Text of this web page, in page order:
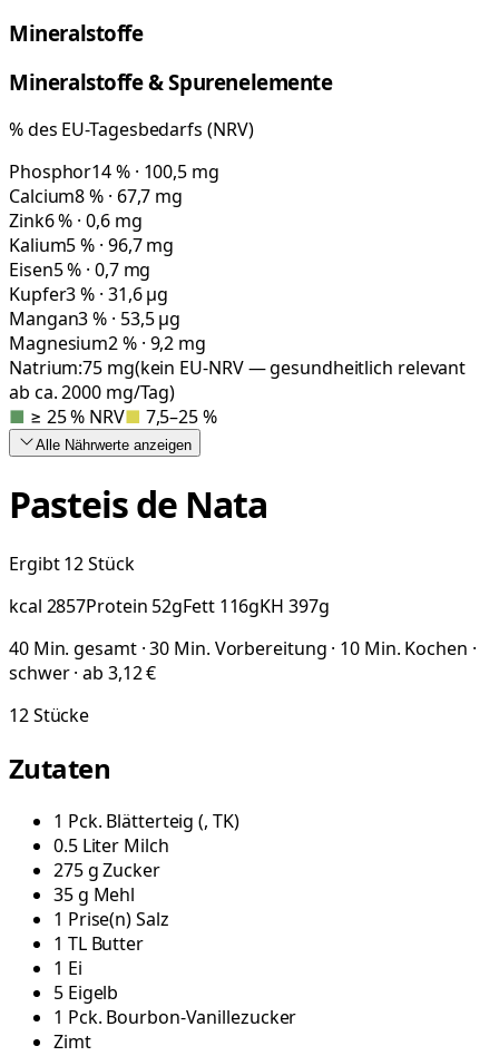
Mineralstoffe
Mineralstoffe & Spurenelemente
% des EU-Tagesbedarfs (NRV)
Phosphor14 % · 100,5 mg
Calcium8 % · 67,7 mg
Zink6 % · 0,6 mg
Kalium5 % · 96,7 mg
Eisen5 % · 0,7 mg
Kupfer3 % · 31,6 µg
Mangan3 % · 53,5 µg
Magnesium2 % · 9,2 mg
Natrium:75 mg(kein EU-NRV — gesundheitlich relevant
ab ca. 2000 mg/Tag)
■ ≥ 25 % NRV■ 7,5–25 %
Alle Nährwerte anzeigen
Pasteis de Nata
Ergibt 12 Stück
kcal 2857Protein 52gFett 116gKH 397g
40 Min. gesamt · 30 Min. Vorbereitung · 10 Min. Kochen ·
schwer · ab 3,12 €
12Stücke
Zutaten
1 Pck. Blätterteig (, TK)
0.5 Liter Milch
275gZucker
35g Mehl
1 Prise(n)Salz
1 TL Butter
1 Ei
5 Eigelb
1 Pck. Bourbon-Vanillezucker
Zimt